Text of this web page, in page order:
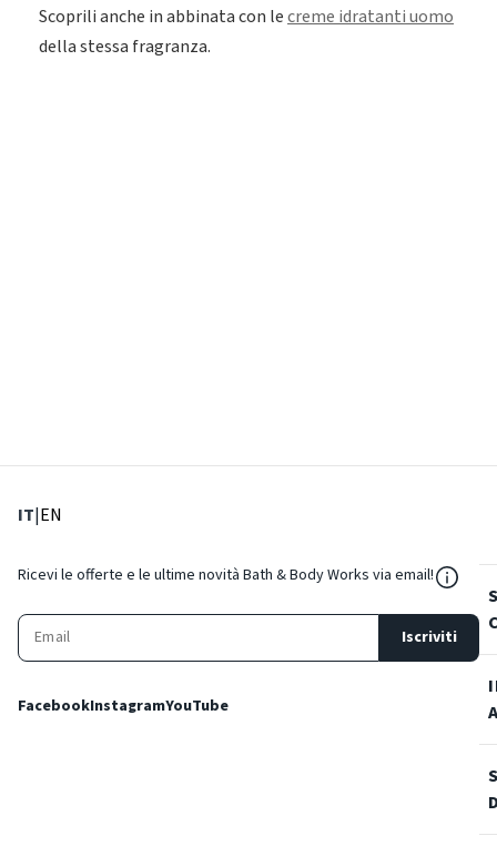
Scoprili anche in abbinata con lecreme idratanti uomo
della stessa fragranza.
IT: Lingua corrente
|EN
Ricevi le offerte e le ultime novità Bath & Body Works via email!
Iscriviti
FacebookInstagramYouTube